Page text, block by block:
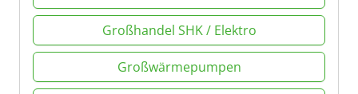
Großhandel SHK / Elektro
Großwärmepumpen